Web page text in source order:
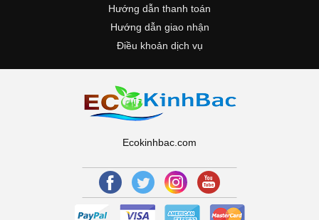
Hướng dẫn thanh toán
Hướng dẫn giao nhận
Điều khoản dịch vụ
Ecokinhbac.com